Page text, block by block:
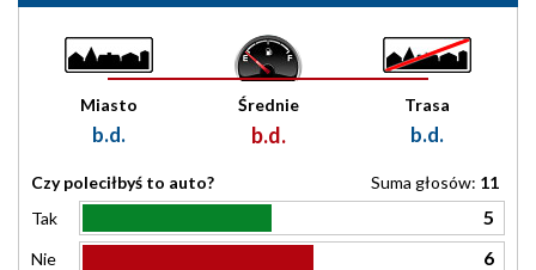
Miasto
b.d.
Średnie
b.d.
Trasa
b.d.
Czy poleciłbyś to auto? Suma głosów: 11
Tak
5
Nie 6